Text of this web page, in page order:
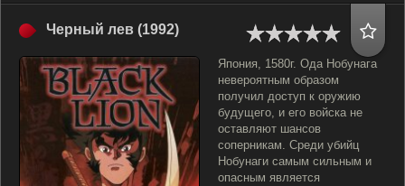
Черный лев (1992)
Япония, 1580г. Ода Нобунага
невероятным образом
получил доступ к оружию
будущего, и его войска не
оставляют шансов
соперникам. Среди убийц
Нобунаги самым сильным и
опасным является